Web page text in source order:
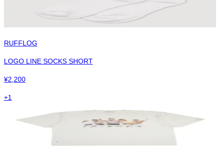
RUFFLOG
LOGO LINE SOCKS SHORT
¥2,200
+1